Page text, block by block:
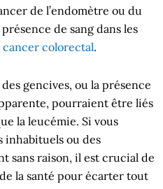
de l’endomètre ou du
de sang dans les
cancer colorectal.
gencives, ou la présence
pourraient être liés
la leucémie. Si vous
inhabituels ou des
sans raison, il est crucial de
la santé pour écarter tout